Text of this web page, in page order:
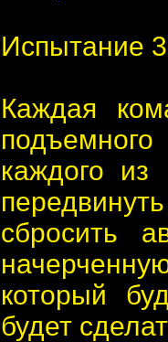
Испытание
Каждая
каждого
сбросить
который
будет